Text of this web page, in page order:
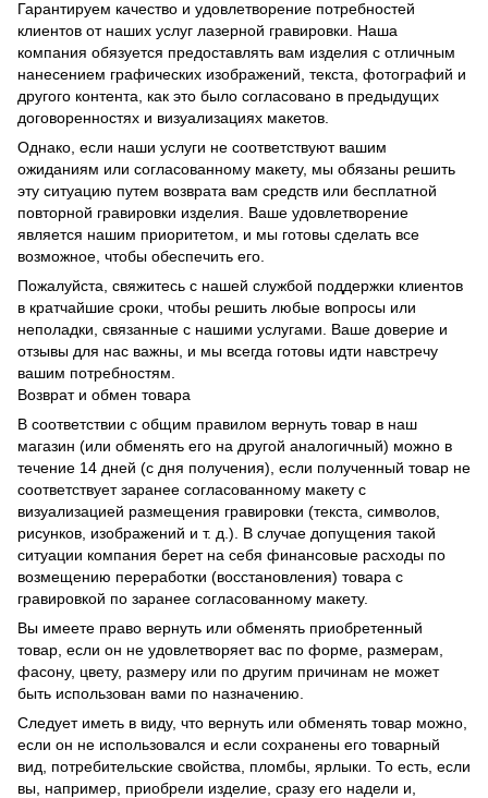
Гарантируем качество и удовлетворение потребностей
клиентов от наших услуг лазерной гравировки. Наша
компания обязуется предоставлять вам изделия с отличным
нанесением графических изображений, текста, фотографий и
другого контента, как это было согласовано в предыдущих
договоренностях и визуализациях макетов.
Однако, если наши услуги не соответствуют вашим
ожиданиям или согласованному макету, мы обязаны решить
эту ситуацию путем возврата вам средств или бесплатной
повторной гравировки изделия. Ваше удовлетворение
является нашим приоритетом, и мы готовы сделать все
возможное, чтобы обеспечить его.
Пожалуйста, свяжитесь с нашей службой поддержки клиентов
в кратчайшие сроки, чтобы решить любые вопросы или
неполадки, связанные с нашими услугами. Ваше доверие и
отзывы для нас важны, и мы всегда готовы идти навстречу
вашим потребностям.
Возврат и обмен товара
В соответствии с общим правилом вернуть товар в наш
магазин (или обменять его на другой аналогичный) можно в
течение 14 дней (с дня получения), если полученный товар не
соответствует заранее согласованному макету с
визуализацией размещения гравировки (текста, символов,
рисунков, изображений и т. д.). В случае допущения такой
ситуации компания берет на себя финансовые расходы по
возмещению переработки (восстановления) товара с
гравировкой по заранее согласованному макету.
Вы имеете право вернуть или обменять приобретенный
товар, если он не удовлетворяет вас по форме, размерам,
фасону, цвету, размеру или по другим причинам не может
быть использован вами по назначению.
Следует иметь в виду, что вернуть или обменять товар можно,
если он не использовался и если сохранены его товарный
вид, потребительские свойства, пломбы, ярлыки. То есть, если
вы, например, приобрели изделие, сразу его надели и,